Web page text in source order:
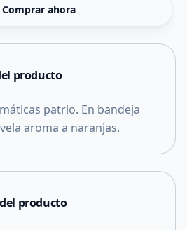
Comprar ahora
producto
patrio. En bandeja
aroma a naranjas.
producto